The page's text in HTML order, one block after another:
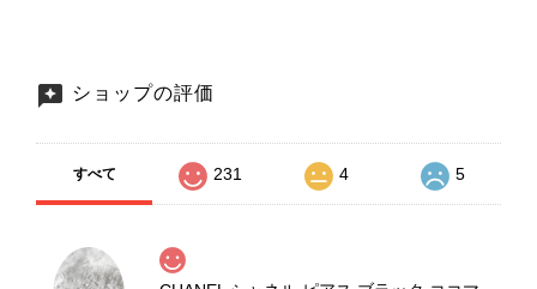
ショップの評価
すべて 231 4 5